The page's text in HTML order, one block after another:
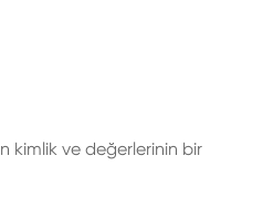
kimlik ve değerlerinin bir